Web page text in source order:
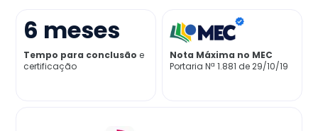
Matricule-se
6 meses
Tempo para conclusão e
certificação
Nota Máxima no MEC
Portaria Nª 1.881 de 29/10/19